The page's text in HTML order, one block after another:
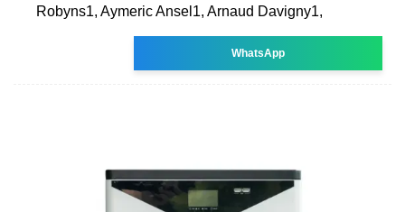
Robyns1, Aymeric Ansel1, Arnaud Davigny1,
WhatsApp